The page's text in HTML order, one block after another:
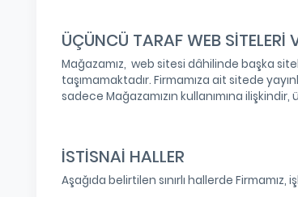
ÜÇÜNCÜ TARAF WEB SİTELERİ
Mağazamız, web sitesi dâhilinde başka
taşımamaktadır. Firmamıza ait sitede
sadece Mağazamızın kullanımına
İSTİSNAİ HALLER
Aşağıda belirtilen sınırlı hallerde